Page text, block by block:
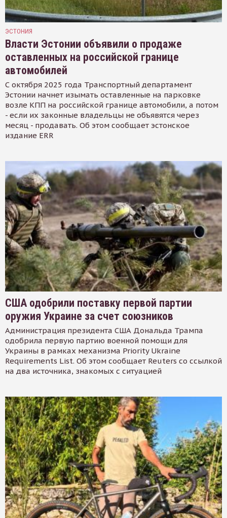
ЭСТОНИЯ
Власти Эстонии объявили о продаже
оставленных на российской границе
автомобилей
С октября 2025 года Транспортный департамент
Эстонии начнет изымать оставленные на парковке
возле КПП на российской границе автомобили, а потом
- если их законные владельцы не объявятся через
месяц - продавать. Об этом сообщает эстонское
издание ERR
США одобрили поставку первой партии
оружия Украине за счет союзников
Администрация президента США Дональда Трампа
одобрила первую партию военной помощи для
Украины в рамках механизма Priority Ukraine
Requirements List. Об этом сообщает Reuters со ссылкой
на два источника, знакомых с ситуацией